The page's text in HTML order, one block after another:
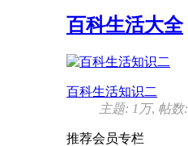
百科生活大全
百科生活知识二
主题: 1万, 帖数:
推荐会员专栏